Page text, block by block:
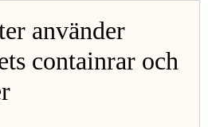
använder
containrar och